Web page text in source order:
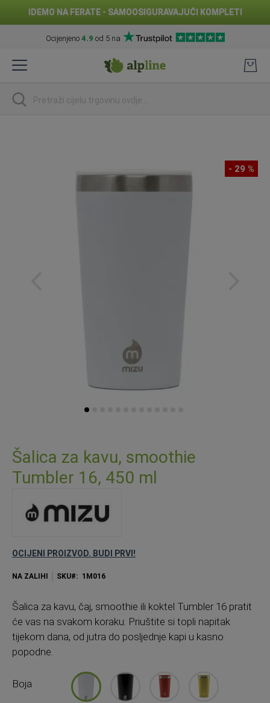
IDEMO NA FERATE - SAMOOSIGURAVAJUĆI KOMPLETI
Ocijenjeno 4.9 od 5 na
na
traži
- 29 %
to
the
beginning
images
Šalica za kavu, smoothie
Tumbler 16, 450 ml
OCIJENI PROIZVOD. BUDI PRVI!
NA ZALIHI SKU 1M016
Šalica za kavu, čaj, smoothie ili koktel Tumbler 16 pratit
će vas na svakom koraku. Priuštite si topli napitak
tijekom dana, od jutra do posljednje kapi u kasno
popodne.
Boja